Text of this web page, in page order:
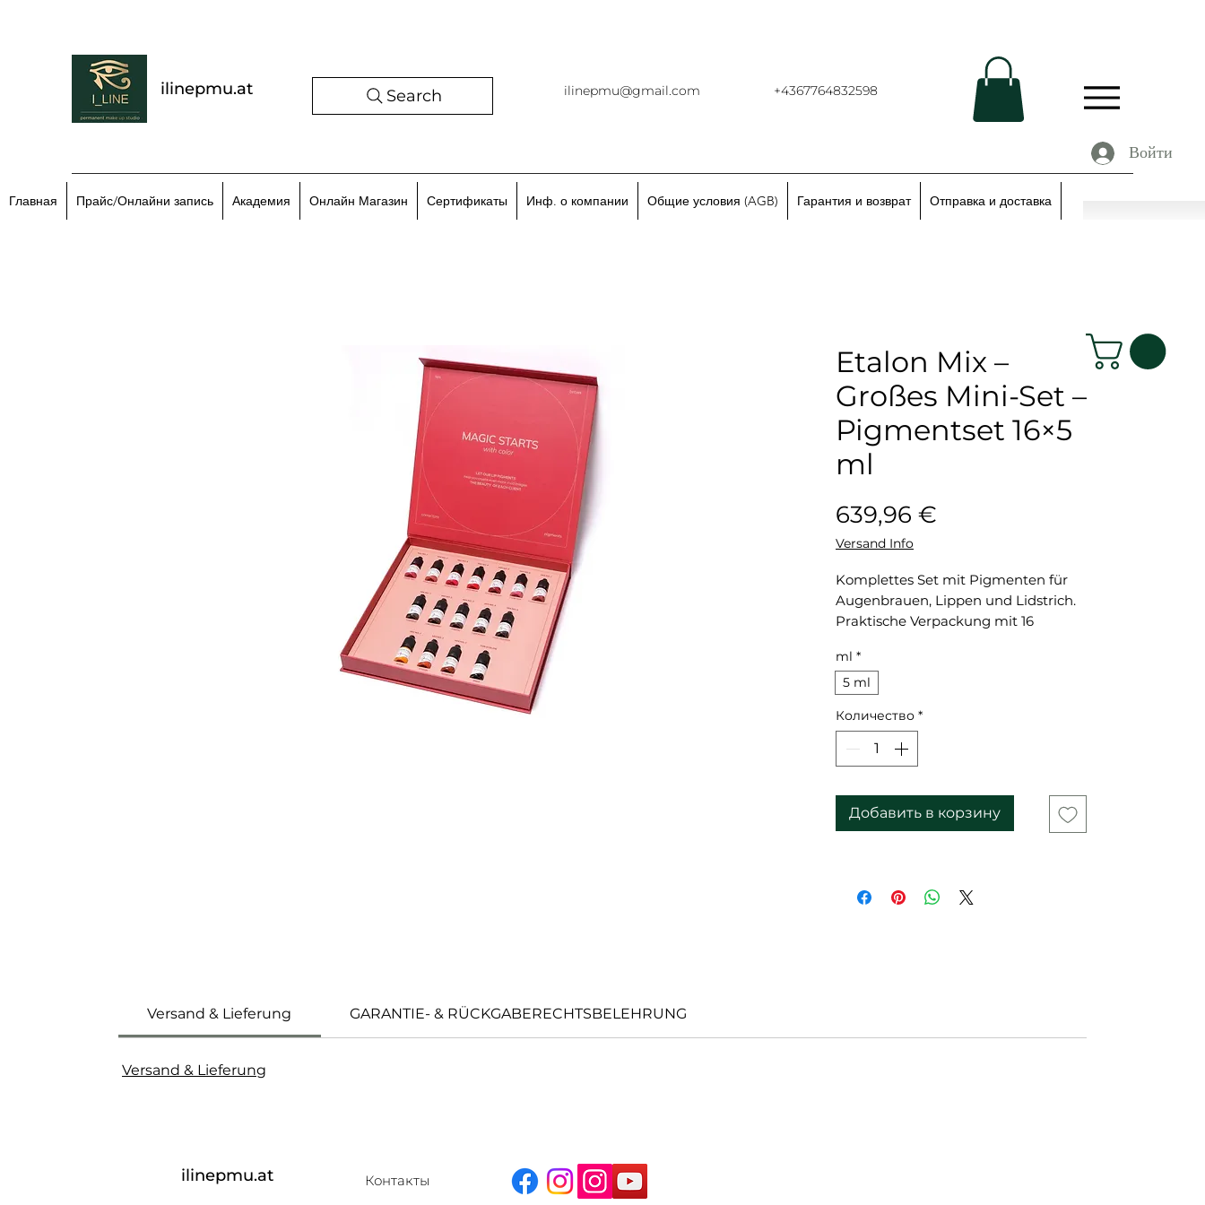
ilinepmu.at Search ilinepmu@gmail.com +4367764832598
Войти
Главная Прайс/Онлайни запись Академия Онлайн Магазин Сертификаты Инф. о компании Общие условия (AGB) Гарантия и возврат Отправка и доставка
Etalon Mix –
Großes Mini-Set –
Pigmentset 16×5
ml
639,96 €
Versand Info
Komplettes Set mit Pigmenten für
Augenbrauen, Lippen und Lidstrich.
Praktische Verpackung mit 16
ml *
5 ml
Количество *
Добавить в корзину
Versand & Lieferung GARANTIE- & RÜCKGABERECHTSBELEHRUNG
Versand & Lieferung
ilinepmu.at Контакты